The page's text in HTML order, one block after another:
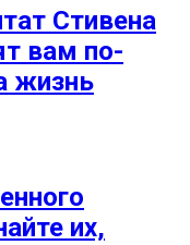
Стивена
вам по-
жизнь
их,